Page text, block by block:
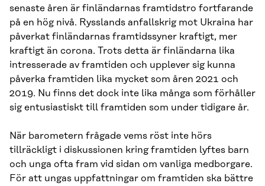
senaste åren är finländarnas framtidstro fortfarande
på en hög nivå. Rysslands anfallskrig mot Ukraina har
påverkat finländarnas framtidssyner kraftigt, mer
kraftigt än corona. Trots detta är finländarna lika
intresserade av framtiden och upplever sig kunna
påverka framtiden lika mycket som åren 2021 och
2019. Nu finns det dock inte lika många som förhåller
sig entusiastiskt till framtiden som under tidigare år.
När barometern frågade vems röst inte hörs
tillräckligt i diskussionen kring framtiden lyftes barn
och unga ofta fram vid sidan om vanliga medborgare.
För att ungas uppfattningar om framtiden ska bättre